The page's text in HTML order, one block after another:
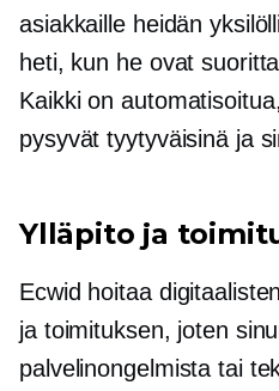
asiakkaille heidän
heti, kun he ovat
Kaikki on
pysyvät tyytyväisinä ja
Ylläpito ja
Ecwid hoitaa
ja toimituksen, joten
palvelinongelmista tai